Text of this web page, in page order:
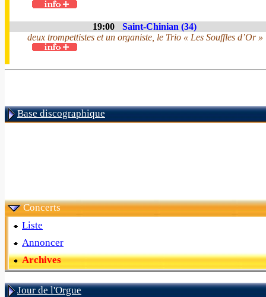
19:00
Saint-Chinian (34)
deux trompettistes et un organiste, le Trio « Les Souffles d’Or »
Base discographique
Concerts
Liste
Annoncer
Archives
Jour de l'Orgue